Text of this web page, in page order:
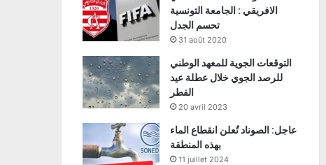
الافريقي : الجامعة التونسية
تحسم الجدل
31 août 2020
التوقعات الجوية للمعهد الوطني
للرصد الجوي خلال عطلة عيد
الفطر
20 avril 2023
عاجل: الصوناد تُعلن انقطاع الماء
بهذه المنطقة
11 juillet 2024